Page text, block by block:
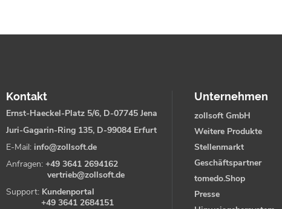
Kontakt
Ernst-Haeckel-Platz 5/6, D-07745 Jena
Juri-Gagarin-Ring 135, D-99084 Erfurt
E-Mail: info@zollsoft.de
Anfragen: +49 3641 2694162
vertrieb@zollsoft.de
Support: Kundenportal
+49 3641 2684151
Unternehmen
zollsoft GmbH
Weitere Produkte
Stellenmarkt
Geschäftspartner
tomedo.Shop
Presse